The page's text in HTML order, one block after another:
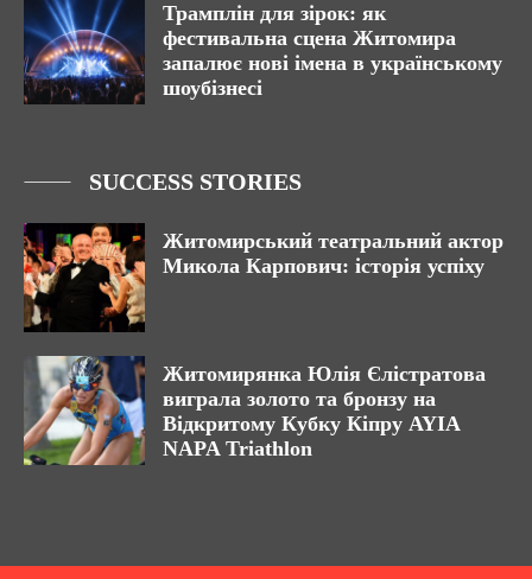
Трамплін для зірок: як
фестивальна сцена Житомира
запалює нові імена в українському
шоубізнесі
SUCCESS STORIES
Житомирський театральний актор
Микола Карпович: історія успіху
Житомирянка Юлія Єлістратова
виграла золото та бронзу на
Відкритому Кубку Кіпру AYIA
NAPA Triathlon